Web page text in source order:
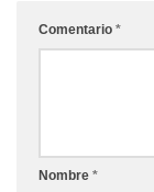
Comentario *
Nombre *